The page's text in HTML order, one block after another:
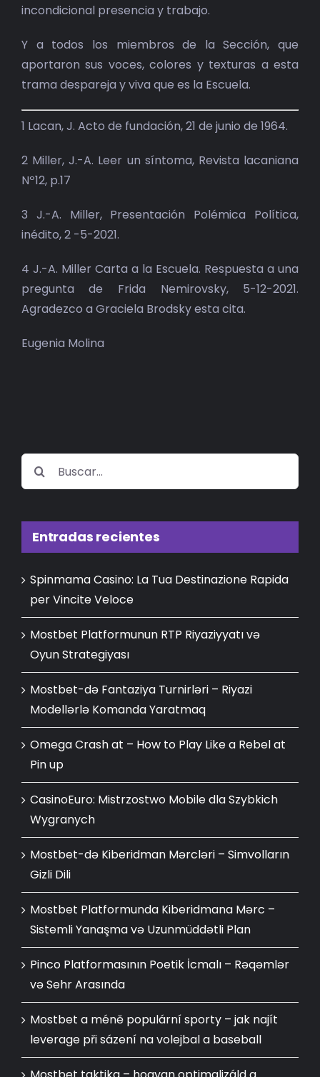
incondicional presencia y trabajo.
Y a todos los miembros de la Sección, que
aportaron sus voces, colores y texturas a esta
trama despareja y viva que es la Escuela.
1 Lacan, J. Acto de fundación, 21 de junio de 1964.
2 Miller, J.-A. Leer un síntoma, Revista lacaniana
Nº12, p.17
3 J.-A. Miller, Presentación Polémica Política,
inédito, 2 -5-2021.
4 J.-A. Miller Carta a la Escuela. Respuesta a una
pregunta de Frida Nemirovsky, 5-12-2021.
Agradezco a Graciela Brodsky esta cita.
Eugenia Molina
Buscar:
Entradas recientes
Spinmama Casino: La Tua Destinazione Rapida
per Vincite Veloce
Mostbet Platformunun RTP Riyaziyyatı və
Oyun Strategiyası
Mostbet-də Fantaziya Turnirləri – Riyazi
Modellərlə Komanda Yaratmaq
Omega Crash at – How to Play Like a Rebel at
Pin up
CasinoEuro: Mistrzostwo Mobile dla Szybkich
Wygranych
Mostbet-də Kiberidman Mərcləri – Simvolların
Gizli Dili
Mostbet Platformunda Kiberidmana Mərc –
Sistemli Yanaşma və Uzunmüddətli Plan
Pinco Platformasının Poetik İcmalı – Rəqəmlər
və Sehr Arasında
Mostbet a méně populární sporty – jak najít
leverage při sázení na volejbal a baseball